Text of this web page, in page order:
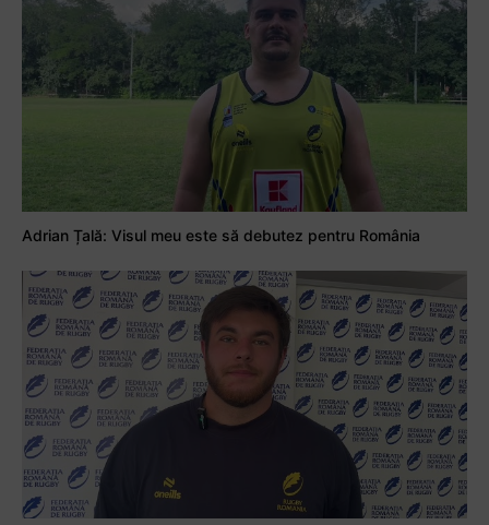
Adrian Țală: Visul meu este să debutez pentru România